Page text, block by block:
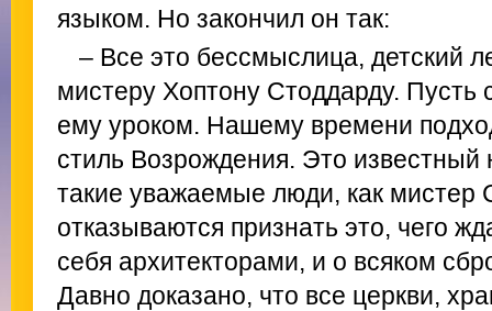
языком. Но закончил он так:
– Все это бессмыслица, детский
мистеру Хоптону Стоддарду. Пусть
ему уроком. Нашему времени
стиль Возрождения. Это известный
такие уважаемые люди, как мистер
отказываются признать это, чего
себя архитекторами, и о всяком
Давно доказано, что все церкви,